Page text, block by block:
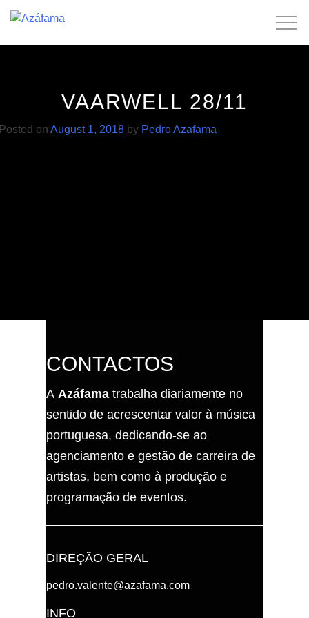
VAARWELL 28/11
onAugust 1, 2018 by Pedro Azafama
CONTACTOS
A Azáfama trabalha diariamente no
sentido de acrescentar valor à música
portuguesa, dedicando-se ao
agenciamento e gestão de carreira de
artistas, bem como à produção e
programação de eventos.
DIREÇÃO GERAL
pedro.valente@azafama.com
INFO